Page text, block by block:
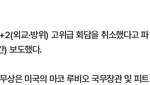
외교·방위) 고위급 회담을 취소했다고 파
) 보도했다.
상은 미국의 마코 루비오 국무장관 및 피트